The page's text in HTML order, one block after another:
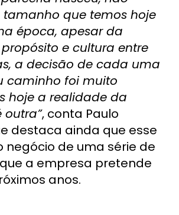
que temos hoje
época, apesar da
e cultura entre
a decisão de cada uma
caminho foi muito
hoje a realidade da
outra”, conta Paulo
destaca ainda que esse
negócio de uma série de
a empresa pretende
anos.